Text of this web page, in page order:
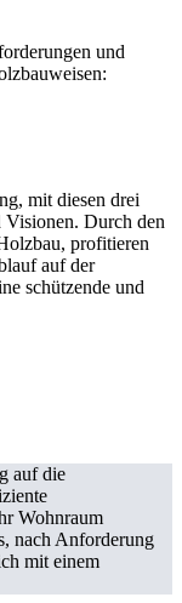
und
mit diesen drei
Durch den
profitieren
auf der
schützende und
auf die
Wohnraum
nach Anforderung
mit einem